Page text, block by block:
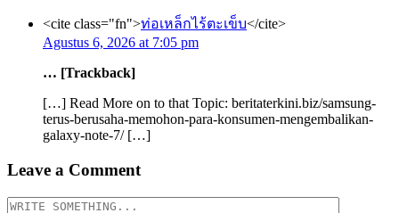
<cite class="fn">ท่อเหล็กไร้ตะเข็บ</cite>
Agustus 6, 2026 at 7:05 pm
… [Trackback]
[…] Read More on to that Topic: beritaterkini.biz/samsung-
terus-berusaha-memohon-para-konsumen-mengembalikan-
galaxy-note-7/ […]
Leave a Comment